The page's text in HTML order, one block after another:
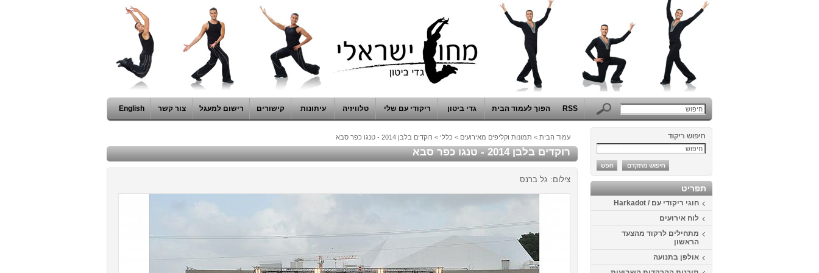
RSS הפוך לעמוד הבית גדי ביטון ריקודי עם שלי טלוויזיה עיתונות קישורים רישום למעגל צור קשר English
תפריט
חוגי ריקודי עם / Harkadot
לוח אירועים
מתחילים לרקוד מהצעד
הראשון
אולפן בתנועה
עמוד הבית > תמונות וקליפים מאירועים > כללי > רוקדים בלבן 2014 - טנגו כפר סבא
רוקדים בלבן 2014 - טנגו כפר סבא
צילום: גל ברנס